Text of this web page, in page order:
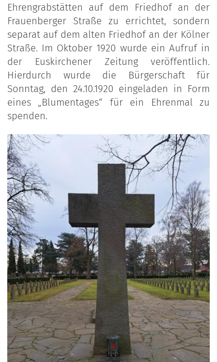
Ehrengrabstätten auf dem Friedhof an der
Frauenberger Straße zu errichtet, sondern
separat auf dem alten Friedhof an der Kölner
Straße. Im Oktober 1920 wurde ein Aufruf in
der Euskirchener Zeitung veröffentlich.
Hierdurch wurde die Bürgerschaft für
Sonntag, den 24.10.1920 eingeladen in Form
eines „Blumentages“ für ein Ehrenmal zu
spenden.